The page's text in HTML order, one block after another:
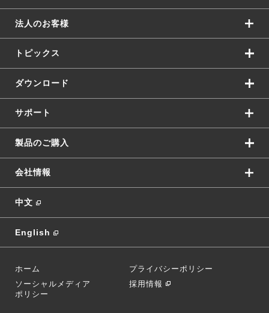
法人のお客様
トピックス
ダウンロード
サポート
製品のご購入
会社情報
中文
English
ホーム
プライバシーポリシー
ソーシャルメディア
ポリシー
採用情報